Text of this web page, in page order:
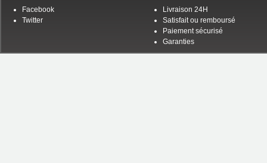
Facebook
Twitter
Livraison 24H
Satisfait ou remboursé
Paiement sécurisé
Garanties